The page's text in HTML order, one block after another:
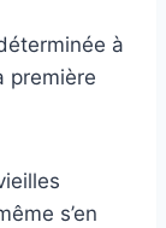
à
première
s’en